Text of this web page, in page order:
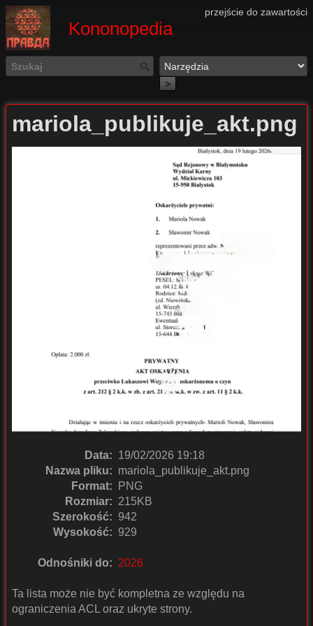
przejście do zawartości
Kononopedia
>
mariola_publikuje_akt.png
Data: 19/02/2026 19:18
Nazwa pliku: mariola_publikuje_akt.png
Format:
PNG
Rozmiar: 215KB
Szerokość: 942
Wysokość: 929
Odnośniki do: 2026
Ta lista może nie być kompletna ze względu na
ograniczenia ACL oraz ukryte strony.